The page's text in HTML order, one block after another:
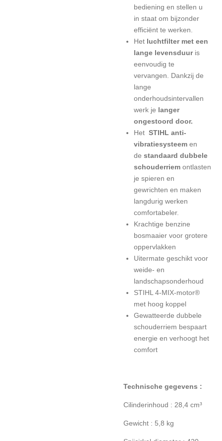
bediening en stellen u
in staat om bijzonder
efficiënt te werken.
Het luchtfilter met een
lange levensduur is
eenvoudig te
vervangen. Dankzij de
lange
onderhoudsintervallen
werk je langer
ongestoord door.
Het STIHL anti-
vibratiesysteem en
de standaard dubbele
schouderriem ontlasten
je spieren en
gewrichten en maken
langdurig werken
comfortabeler.
Krachtige benzine
bosmaaier voor grotere
oppervlakken
Uitermate geschikt voor
weide- en
landschapsonderhoud
STIHL 4-MIX-motor®
met hoog koppel
Gewatteerde dubbele
schouderriem bespaart
energie en verhoogt het
comfort
Technische gegevens :
Cilinderinhoud : 28,4 cm³
Gewicht : 5,8 kg